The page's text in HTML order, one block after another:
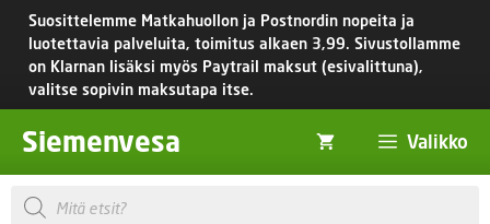
Siirry
sisältöön
Suosittelemme Matkahuollon ja Postnordin nopeita ja
luotettavia palveluita, toimitus alkaen 3,99. Sivustollamme
on Klarnan lisäksi myös Paytrail maksut (esivalittuna),
valitse sopivin maksutapa itse.
Siemenvesa Valikko
Products
search